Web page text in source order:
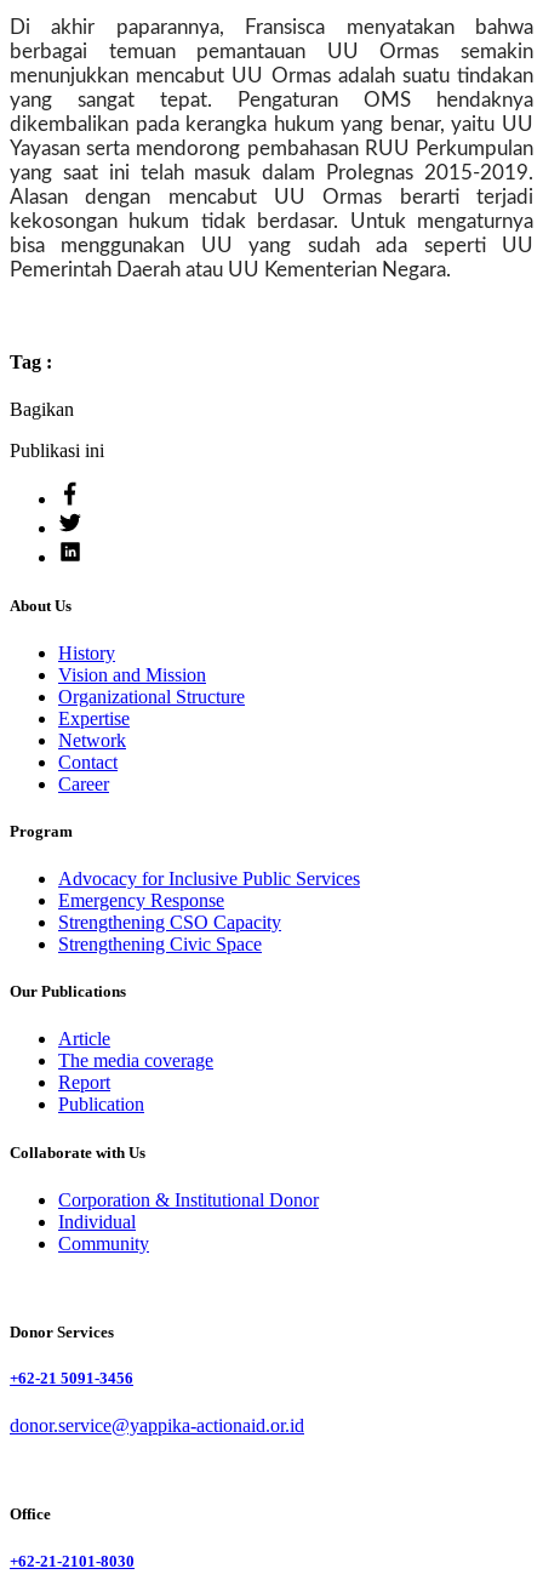
Di akhir paparannya, Fransisca menyatakan bahwa
berbagai temuan pemantauan UU Ormas semakin
menunjukkan mencabut UU Ormas adalah suatu tindakan
yang sangat tepat. Pengaturan OMS hendaknya
dikembalikan pada kerangka hukum yang benar, yaitu UU
Yayasan serta mendorong pembahasan RUU Perkumpulan
yang saat ini telah masuk dalam Prolegnas 2015-2019.
Alasan dengan mencabut UU Ormas berarti terjadi
kekosongan hukum tidak berdasar. Untuk mengaturnya
bisa menggunakan UU yang sudah ada seperti UU
Pemerintah Daerah atau UU Kementerian Negara.
Tag :
Bagikan
Publikasi ini
About Us
History
Vision and Mission
Organizational Structure
Expertise
Network
Contact
Career
Program
Advocacy for Inclusive Public Services
Emergency Response
Strengthening CSO Capacity
Strengthening Civic Space
Our Publications
Article
The media coverage
Report
Publication
Collaborate with Us
Corporation & Institutional Donor
Individual
Community
Donor Services
+62-21 5091-3456
donor.service@yappika-actionaid.or.id
Office
+62-21-2101-8030